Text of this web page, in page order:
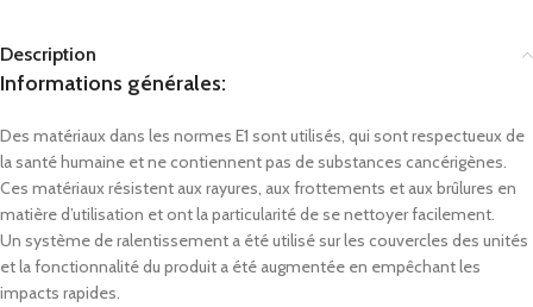
Description
Informations générales:
Des matériaux dans les normes E1 sont utilisés, qui sont respectueux de
la santé humaine et ne contiennent pas de substances cancérigènes.
Ces matériaux résistent aux rayures, aux frottements et aux brûlures en
matière d’utilisation et ont la particularité de se nettoyer facilement.
Un système de ralentissement a été utilisé sur les couvercles des unités
et la fonctionnalité du produit a été augmentée en empêchant les
impacts rapides.